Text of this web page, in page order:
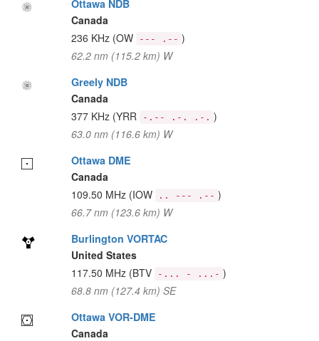
Ottawa NDB
Canada
236 KHz (OW --- .-- )
62.2 nm (115.2 km) W
Greely NDB
Canada
377 KHz (YRR -.-- .-. .-. )
63.0 nm (116.6 km) W
Ottawa DME
Canada
109.50 MHz (IOW .. --- .-- )
66.7 nm (123.6 km) W
Burlington VORTAC
United States
117.50 MHz (BTV -... - ...- )
68.8 nm (127.4 km) SE
Ottawa VOR-DME
Canada